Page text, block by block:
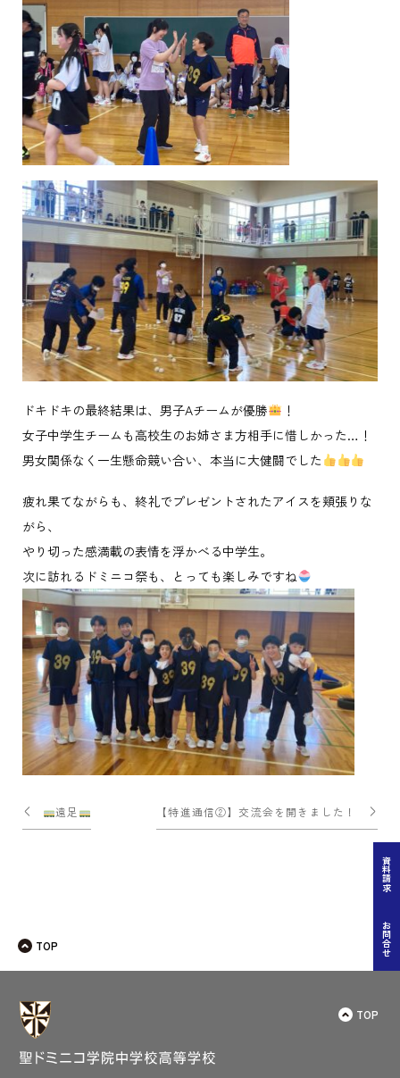
ドキドキの最終結果は、男子Aチームが優勝
！
女子中学生チームも高校生のお姉さま方相手に惜しかった…！
男女関係なく一生懸命競い合い、本当に大健闘でした
疲れ果てながらも、終礼でプレゼントされたアイスを頬張りな
がら、
やり切った感満載の表情を浮かべる中学生。
次に訪れるドミニコ祭も、とっても楽しみですね
投
稿
ゲー
ショ
遠足 【特進通信②】交流会を開きました！
TOP
資料請求
お問合せ
TOP